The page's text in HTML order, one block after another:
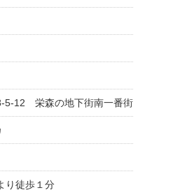
5-12 栄森の地下街南一番街
り徒歩１分